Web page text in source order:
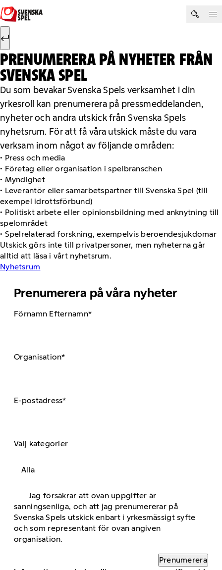
Hoppa till innehåll
Sök efter:
PRENUMERERA PÅ NYHETER FRÅN
SVENSKA SPEL
Du som bevakar Svenska Spels verksamhet i din
yrkesroll kan prenumerera på pressmeddelanden,
nyheter och andra utskick från Svenska Spels
nyhetsrum. För att få våra utskick måste du vara
verksam inom något av följande områden:
• Press och media
• Företag eller organisation i spelbranschen
• Myndighet
• Leverantör eller samarbetspartner till Svenska Spel (till
exempel idrottsförbund)
• Politiskt arbete eller opinionsbildning med anknytning till
spelområdet
• Spelrelaterad forskning, exempelvis beroendesjukdomar
Utskick görs inte till privatpersoner, men nyheterna går
alltid att läsa i vårt nyhetsrum.
Nyhetsrum
Prenumerera på våra nyheter
Förnamn Efternamn*
Organisation*
E-postadress*
Välj kategorier
Alla
Jag försäkrar att ovan uppgifter är
sanningsenliga, och att jag prenumererar på
Svenska Spels utskick enbart i yrkesmässigt syfte
och som representant för ovan angiven
organisation.
Prenumerera